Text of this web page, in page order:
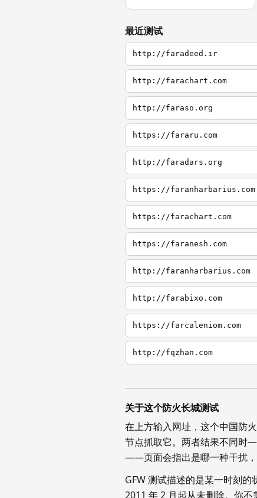
最近测试
http://faradeed.ir
http://farachart.com
http://faraso.org
https://fararu.com
http://faradars.org
https://faranharbarius.com
https://farachart.com
https://faranesh.com
http://faranharbarius.com
http://farabixo.com
https://farcaleniom.com
http://fqzhan.com
关于这个防火长城测试
在上方输入网址，这个中国防
节点抓取它。两者结果不同时
——页面会指出是哪一种干扰，
GFW 测试描述的是某一时刻
2011 年 2 月起从未删除。你不